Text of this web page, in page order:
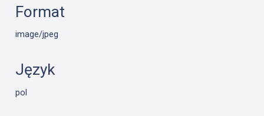
Format
image/jpeg
Język
pol